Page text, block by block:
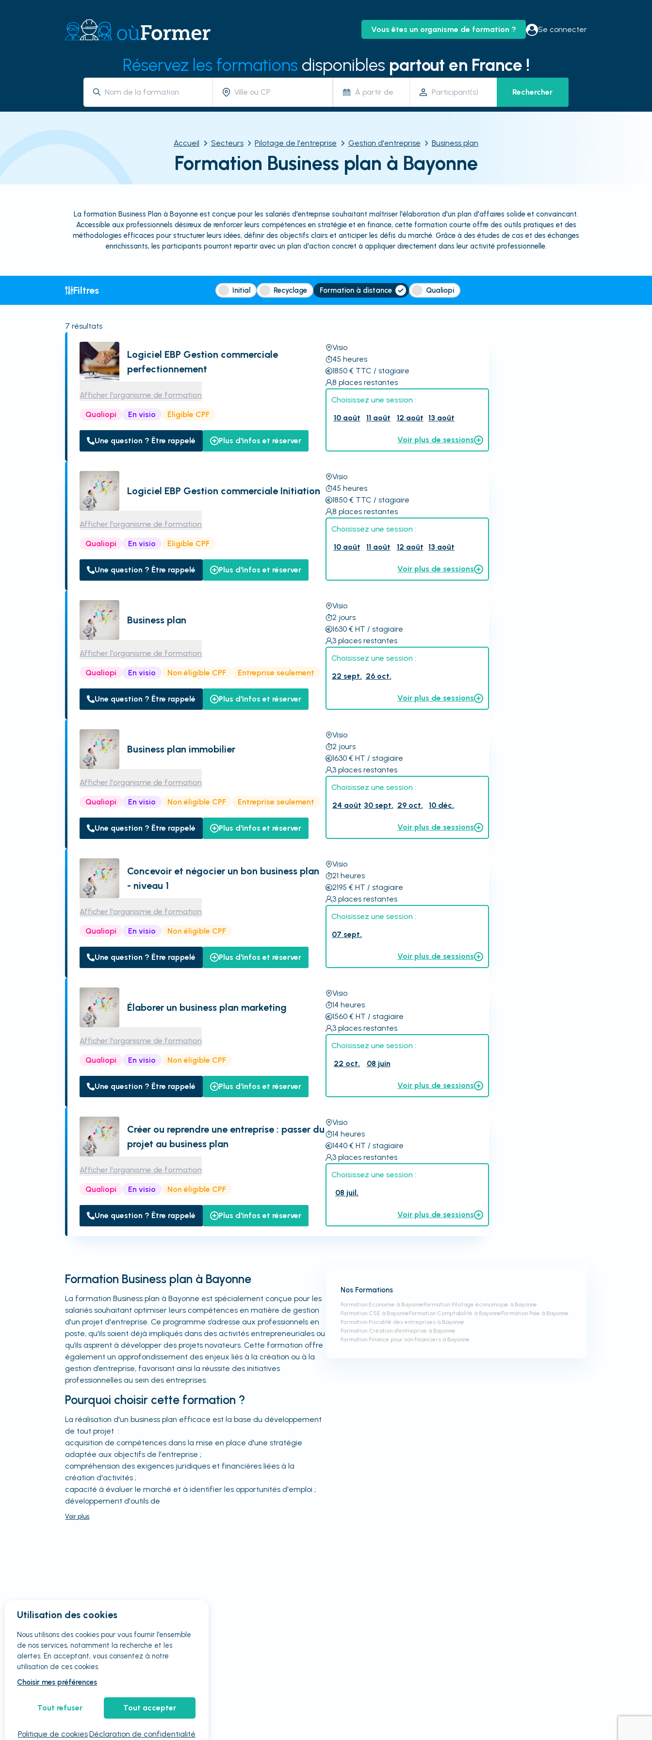
Vous êtes un organisme de formation ? Se connecter
Réservez les formations disponibles partout en France !
À partir de Rechercher
Accueil Secteurs Pilotage de l'entreprise Gestion d'entreprise Business plan
Formation Business plan à Bayonne
La formation Business Plan à Bayonne est conçue pour les salariés d'entreprise souhaitant maîtriser l'élaboration d'un plan d'affaires solide et convaincant.
Accessible aux professionnels désireux de renforcer leurs compétences en stratégie et en finance, cette formation courte offre des outils pratiques et des
méthodologies efficaces pour structurer leurs idées, définir des objectifs clairs et anticiper les défis du marché. Grâce à des études de cas et des échanges
enrichissants, les participants pourront repartir avec un plan d'action concret à appliquer directement dans leur activité professionnelle.
Filtres Initial Recyclage Formation à distance Qualiopi
7 résultats
Logiciel EBP Gestion commerciale
perfectionnement
Afficher l'organisme de formation
Qualiopi En visio Éligible CPF
Une question ? Être rappelé Plus d'infos et réserver
Visio
45 heures
1850€ TTC / stagiaire
8 places restantes
Choisissez une session :
10 août
11 août 12 août 13 août
Voir plus de sessions
Logiciel EBP Gestion commerciale Initiation
Afficher l'organisme de formation
Qualiopi En visio Éligible CPF
Une question ? Être rappelé Plus d'infos et réserver
Visio
45 heures
1850€ TTC / stagiaire
8 places restantes
Choisissez une session :
10 août
11 août 12 août 13 août
Voir plus de sessions
Business plan
Afficher l'organisme de formation
Qualiopi En visio Non éligible CPF Entreprise seulement
Une question ? Être rappelé Plus d'infos et réserver
Visio
2 jours
1630€ HT / stagiaire
3 places restantes
Choisissez une session :
22 sept. 26 oct.
Voir plus de sessions
Business plan immobilier
Afficher l'organisme de formation
Qualiopi En visio Non éligible CPF Entreprise seulement
Une question ? Être rappelé Plus d'infos et réserver
Visio
2 jours
1630€ HT / stagiaire
3 places restantes
Choisissez une session :
24 août 30 sept. 29 oct. 10 déc.
Voir plus de sessions
Concevoir et négocier un bon business plan
- niveau 1
Afficher l'organisme de formation
Qualiopi En visio Non éligible CPF
Une question ? Être rappelé Plus d'infos et réserver
Visio
21 heures
2195 € HT / stagiaire
3 places restantes
Choisissez une session :
07 sept.
Voir plus de sessions
Élaborer un business plan marketing
Afficher l'organisme de formation
Qualiopi En visio Non éligible CPF
Une question ? Être rappelé Plus d'infos et réserver
Visio
14 heures
1560€ HT / stagiaire
3 places restantes
Choisissez une session :
22 oct.
08 juin
Voir plus de sessions
Créer ou reprendre une entreprise : passer du
projet au business plan
Afficher l'organisme de formation
Qualiopi En visio Non éligible CPF
Une question ? Être rappelé Plus d'infos et réserver
Visio
14 heures
1440€ HT / stagiaire
3 places restantes
Choisissez une session :
08 juil.
Voir plus de sessions
Formation Business plan à Bayonne
La formation Business plan à Bayonne est spécialement conçue pour les
salariés souhaitant optimiser leurs compétences en matière de gestion
d'un projet d'entreprise. Ce programme s’adresse aux professionnels en
poste, qu'ils soient déjà impliqués dans des activités entrepreneuriales ou
qu’ils aspirent à développer des projets novateurs. Cette formation offre
également un approfondissement des enjeux liés à la création ou à la
gestion d’entreprise, favorisant ainsi la réussite des initiatives
professionnelles au sein des entreprises.
Pourquoi choisir cette formation ?
La réalisation d'un business plan efficace est la base du développement
de tout projet :
acquisition de compétences dans la mise en place d'une stratégie
adaptée aux objectifs de l'entreprise ;
compréhension des exigences juridiques et financières liées à la
création d'activités ;
capacité à évaluer le marché et à identifier les opportunités d'emploi ;
développement d'outils de
Voirplus
Nos Formations
Formation Economie à BayonneFormation Pilotage économique à Bayonne
Formation CSE à BayonneFormation Comptabilité à BayonneFormation Paie à Bayonne
Formation Fiscalité des entreprises à Bayonne
Formation Création d'entreprise à Bayonne
Formation Finance pour non financiers à Bayonne
Utilisation des cookies
Nous utilisons des cookies pour vous fournir l'ensemble
de nos services, notamment la recherche et les
alertes. En acceptant, vous consentez à notre
utilisation de ces cookies.
Choisir mes préférences
Tout refuser Tout accepter
Politique de cookiesDéclaration de confidentialité